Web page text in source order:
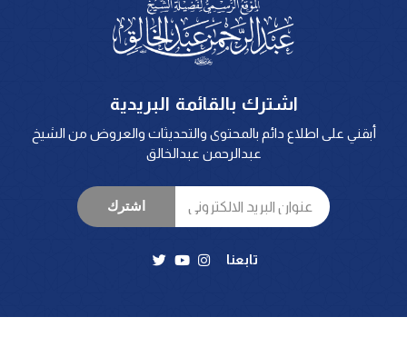
اشترك بالقائمة البريدية
أبقني على اطلاع دائم بالمحتوى والتحديثات والعروض من الشيخ
عبدالرحمن عبدالخالق
اشترك
تابعنا